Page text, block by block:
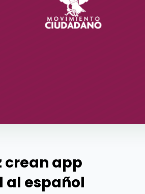
crean app
español